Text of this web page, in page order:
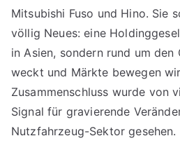
Mitsubishi Fuso und Hino. Sie
völlig Neues: eine
in Asien, sondern rund um
weckt und Märkte bewegen
Zusammenschluss wurde von
Signal für gravierende
Nutzfahrzeug-Sektor